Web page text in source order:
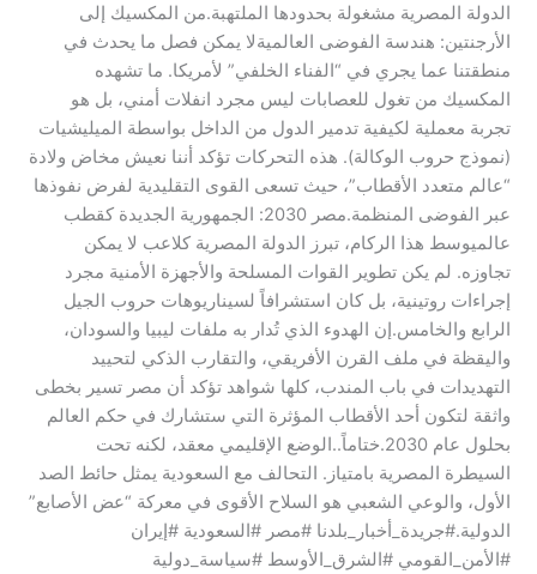
الدولة المصرية مشغولة بحدودها الملتهبة.​من المكسيك إلى
الأرجنتين: هندسة الفوضى العالمية​لا يمكن فصل ما يحدث في
منطقتنا عما يجري في “الفناء الخلفي” لأمريكا. ما تشهده
المكسيك من تغول للعصابات ليس مجرد انفلات أمني، بل هو
تجربة معملية لكيفية تدمير الدول من الداخل بواسطة الميليشيات
(نموذج حروب الوكالة). هذه التحركات تؤكد أننا نعيش مخاض ولادة
“عالم متعدد الأقطاب”، حيث تسعى القوى التقليدية لفرض نفوذها
عبر الفوضى المنظمة.​مصر 2030: الجمهورية الجديدة كقطب
عالمي​وسط هذا الركام، تبرز الدولة المصرية كلاعب لا يمكن
تجاوزه. لم يكن تطوير القوات المسلحة والأجهزة الأمنية مجرد
إجراءات روتينية، بل كان استشرافاً لسيناريوهات حروب الجيل
الرابع والخامس.​إن الهدوء الذي تُدار به ملفات ليبيا والسودان،
واليقظة في ملف القرن الأفريقي، والتقارب الذكي لتحييد
التهديدات في باب المندب، كلها شواهد تؤكد أن مصر تسير بخطى
واثقة لتكون أحد الأقطاب المؤثرة التي ستشارك في حكم العالم
بحلول عام 2030.​ختاماً..الوضع الإقليمي معقد، لكنه تحت
السيطرة المصرية بامتياز. التحالف مع السعودية يمثل حائط الصد
الأول، والوعي الشعبي هو السلاح الأقوى في معركة “عض الأصابع”
الدولية.​#جريدة_أخبار_بلدنا #مصر #السعودية #إيران
#الأمن_القومي #الشرق_الأوسط #سياسة_دولية